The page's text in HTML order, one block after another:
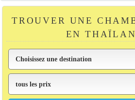
TROUVER UNE
EN